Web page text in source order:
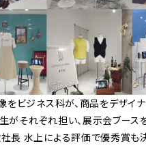
をビジネス科が、商品をデザイ
がそれぞれ担い、展示会ブース
長 水上による評価で優秀賞も